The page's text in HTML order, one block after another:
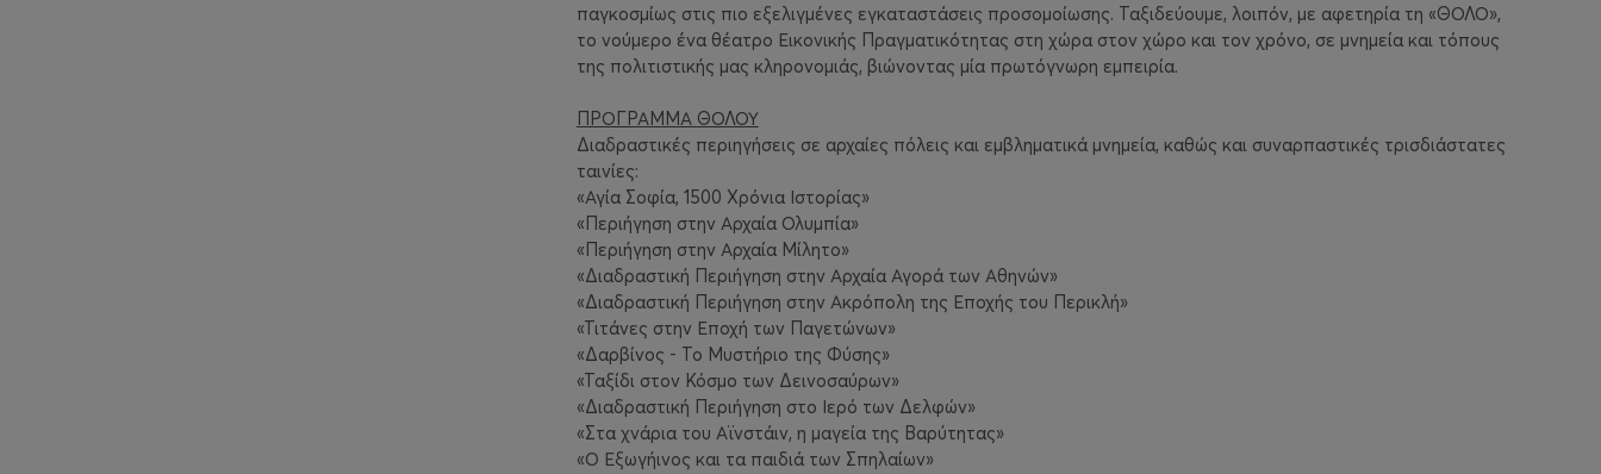
παγκοσμίως στις πιο εξελιγμένες εγκαταστάσεις προσομοίωσης. Ταξιδεύουμε, λοιπόν, με αφετηρία τη «ΘΟΛΟ»,
το νούμερο ένα θέατρο Εικονικής Πραγματικότητας στη χώρα στον χώρο και τον χρόνο, σε μνημεία και τόπους
της πολιτιστικής μας κληρονομιάς, βιώνοντας μία πρωτόγνωρη εμπειρία.
ΠΡΟΓΡΑΜΜΑ ΘΟΛΟΥ
Διαδραστικές περιηγήσεις σε αρχαίες πόλεις και εμβληματικά μνημεία, καθώς και συναρπαστικές τρισδιάστατες
ταινίες:
«Αγία Σοφία, 1500 Χρόνια Ιστορίας»
«Περιήγηση στην Αρχαία Ολυμπία»
«Περιήγηση στην Αρχαία Μίλητο»
«Διαδραστική Περιήγηση στην Αρχαία Αγορά των Αθηνών»
«Διαδραστική Περιήγηση στην Ακρόπολη της Εποχής του Περικλή»
«Τιτάνες στην Εποχή των Παγετώνων»
«Δαρβίνος - Το Μυστήριο της Φύσης»
«Ταξίδι στον Κόσμο των Δεινοσαύρων»
«Διαδραστική Περιήγηση στο Ιερό των Δελφών»
«Στα χνάρια του Αϊνστάιν, η μαγεία της Βαρύτητας»
«Ο Εξωγήινος και τα παιδιά των Σπηλαίων»